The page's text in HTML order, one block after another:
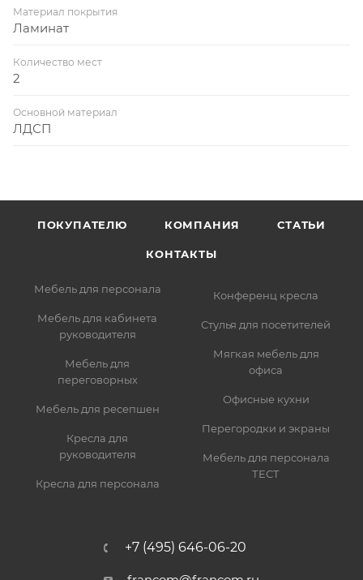
Материал покрытия
Ламинат
Количество мест
2
Основной материал
ЛДСП
ПОКУПАТЕЛЮ КОМПАНИЯ СТАТЬИ
КОНТАКТЫ
Мебель для персонала
Мебель для кабинета
руководителя
Мебель для
переговорных
Мебель для ресепшен
Кресла для
руководителя
Кресла для персонала
Конференц кресла
Стулья для посетителей
Мягкая мебель для
офиса
Офисные кухни
Перегородки и экраны
Мебель для персонала
ТЕСТ
+7 (495) 646-06-20